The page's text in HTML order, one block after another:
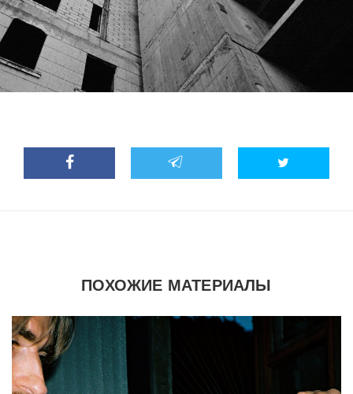
ПОХОЖИЕ МАТЕРИАЛЫ